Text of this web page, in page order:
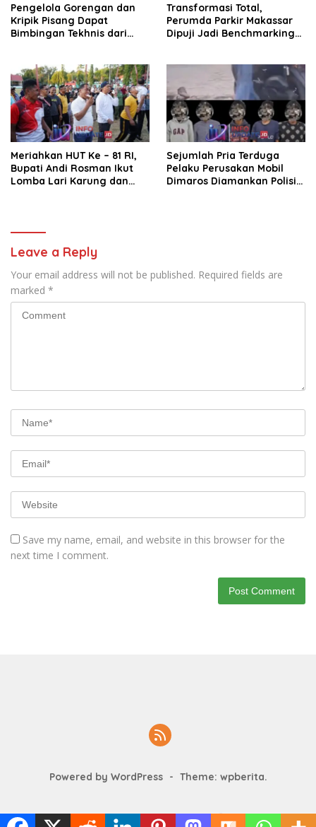
Pengelola Gorengan dan
Kripik Pisang Dapat
Bimbingan Tekhnis dari
Transformasi Total,
Perumda Parkir Makassar
Dipuji Jadi Benchmarking
Meriahkan HUT Ke – 81 RI,
Bupati Andi Rosman Ikut
Lomba Lari Karung dan
Sejumlah Pria Terduga
Pelaku Perusakan Mobil
Dimaros Diamankan Polisi.
Leave a Reply
Your email address will not be published. Required fields are
marked *
Save my name, email, and website in this browser for the
next time I comment.
Powered by WordPress - Theme: wpberita.